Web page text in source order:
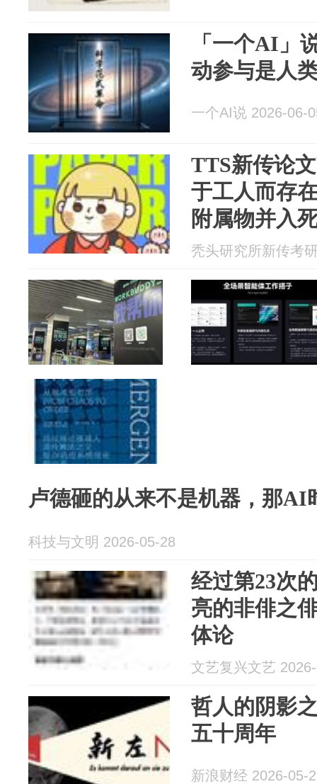
「一个AI」
动参与是人
一个AI说 2026-06-
TTS新传论
于工人而存
附属物并入
秃头研究所新传考
卢德砸的从来不是机器，那AI
科技与文明 2026-05-28
经过第23次
亮的非俳之
体论
文艺复兴文艺
哲人的阴影
五十周年
新浪财经 2026-05-